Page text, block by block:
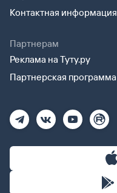
Контактная информация
Партнерам
Реклама на Туту.ру
Партнерская программа